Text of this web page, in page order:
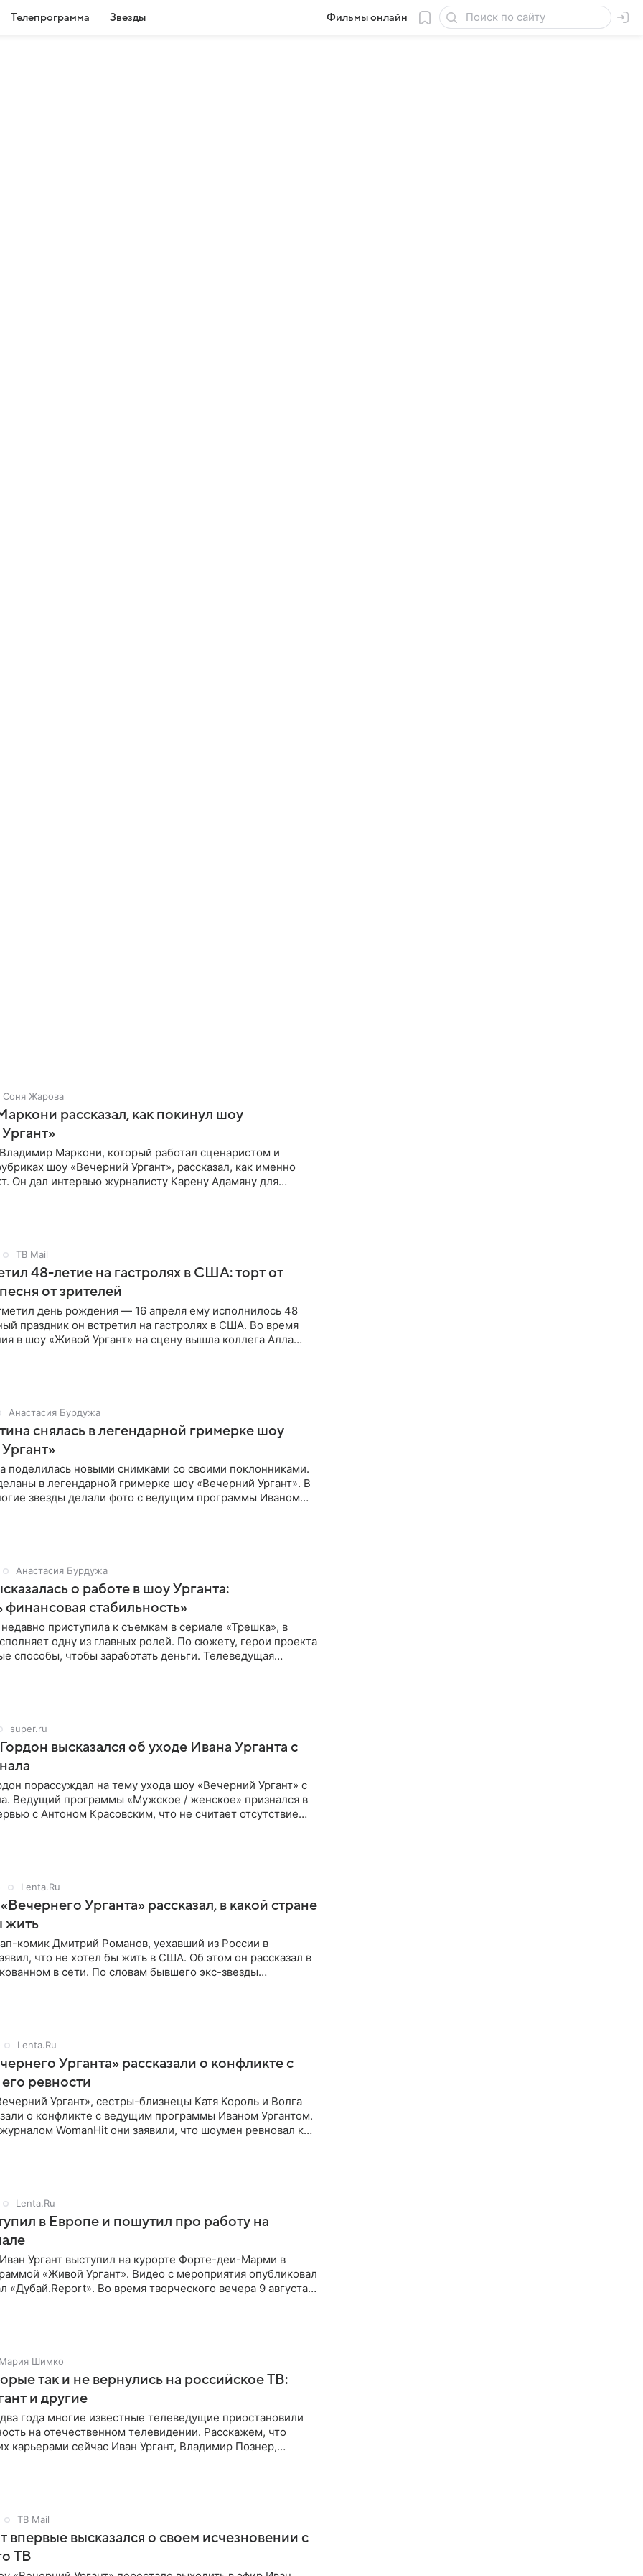
Телепрограмма Звезды Фильмы онлайн
Соня Жарова
рассказал, как покинул шоу
Маркони, который работал сценаристом и
шоу «Вечерний Ургант», рассказал, как именно
Он дал интервью журналисту Карену Адамяну для
ТВ Mail
48-летие на гастролях в США: торт от
от зрителей
день рождения — 16 апреля ему исполнилось 48
праздник он встретил на гастролях в США. Во время
в шоу «Живой Ургант» на сцену вышла коллега Алла
Анастасия Бурдужа
снялась в легендарной гримерке шоу
поделилась новыми снимками со своими поклонниками.
в легендарной гримерке шоу «Вечерний Ургант». В
звезды делали фото с ведущим программы Иваном
Анастасия Бурдужа
о работе в шоу Урганта:
финансовая стабильность»
приступила к съемкам в сериале «Трешка», в
одну из главных ролей. По сюжету, герои проекта
способы, чтобы заработать деньги. Телеведущая
super.ru
высказался об уходе Ивана Урганта с
порассуждал на тему ухода шоу «Вечерний Ургант» с
Ведущий программы «Мужское / женское» признался в
с Антоном Красовским, что не считает отсутствие
Lenta.Ru
Урганта» рассказал, в какой стране
жить
комик Дмитрий Романов, уехавший из России в
что не хотел бы жить в США. Об этом он рассказал в
в сети. По словам бывшего экс-звезды
Lenta.Ru
Урганта» рассказали о конфликте с
ревности
Ургант», сестры-близнецы Катя Король и Волга
о конфликте с ведущим программы Иваном Ургантом.
WomanHit они заявили, что шоумен ревновал к
Lenta.Ru
в Европе и пошутил про работу на
Ургант выступил на курорте Форте-деи-Марми в
«Живой Ургант». Видео с мероприятия опубликовал
«Дубай.Report». Во время творческого вечера 9 августа
Мария Шимко
так и не вернулись на российское ТВ:
и другие
года многие известные телеведущие приостановили
на отечественном телевидении. Расскажем, что
карьерами сейчас Иван Ургант, Владимир Познер,
ТВ Mail
впервые высказался о своем исчезновении с
ТВ